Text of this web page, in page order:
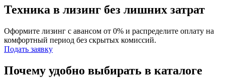
Техника в лизинг без лишних затрат
Оформите лизинг с авансом от 0% и распределите оплату на
комфортный период без скрытых комиссий.
Подать заявку
Почему удобно выбирать в каталоге